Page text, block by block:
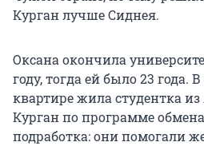
Курган лучше Сиднея.
Оксана окончила
году, тогда ей было 23 года.
квартире жила студентка
Курган по программе
подработка: они помогали